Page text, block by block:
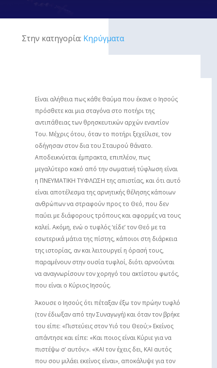
Στην κατηγορία: Κηρύγματα
Είναι αλήθεια πως κάθε θαύμα που έκανε ο Ιησούς
πρόσθετε και μια σταγόνα στο ποτήρι της
αντιπάθειας των θρησκευτικών αρχών εναντίον
Του. Μέχρις ότου, όταν το ποτήρι ξεχείλισε, τον
οδήγησαν στον δια του Σταυρού θάνατο.
Αποδεικνύεται έμπρακτα, επιπλέον, πως
μεγαλύτερο κακό από την σωματική τύφλωση είναι
η ΠΝΕΥΜΑΤΙΚΗ ΤΥΦΛΩΣΗ της απιστίας, και ότι αυτό
είναι αποτέλεσμα της αρνητικής θέλησης κάποιων
ανθρώπων να στραφούν προς το Θεό, που δεν
παύει με διάφορους τρόπους και αφορμές να τους
καλεί. Ακόμη, ενώ ο τυφλός ‘είδε’ τον Θεό με τα
εσωτερικά μάτια της πίστης, κάποιοι στη διάρκεια
της ιστορίας, αν και λειτουργεί η όρασή τους,
παραμένουν στην ουσία τυφλοί, διότι αρνούνται
να αναγνωρίσουν τον χορηγό του ακτίστου φωτός,
που είναι ο Κύριος Ιησούς.
Άκουσε ο Ιησούς ότι πέταξαν έξω τον πρώην τυφλό
(τον έδιωξαν από την Συναγωγή) και όταν τον βρήκε
του είπε: «Πιστεύεις στον Υιό του Θεού;» Εκείνος
απάντησε και είπε: «Και ποιος είναι Κύριε για να
πιστέψω σ’ αυτόν;». «ΚΑΙ τον έχεις δει, ΚΑΙ αυτός
που σου μιλάει εκείνος είναι», αποκάλυψε για τον